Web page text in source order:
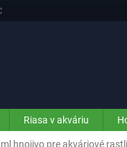
OSOBNÝCH ÚDAJOV
Riasa v akváriu
hnojivo pre akváriové